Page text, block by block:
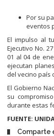
Por su
eventos
El impulso al
Ejecutivo No.
01 al 04 de
ejecutan
del vecino país
El Gobierno
su
durante estas
FUENTE:
Comparte